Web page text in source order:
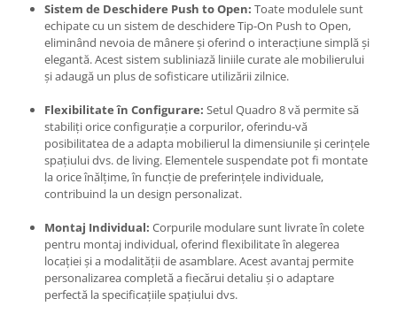
Sistem de Deschidere Push to Open: Toate modulele sunt
echipate cu un sistem de deschidere Tip-On Push to Open,
eliminând nevoia de mânere și oferind o interacțiune simplă și
elegantă. Acest sistem subliniază liniile curate ale mobilierului
și adaugă un plus de sofisticare utilizării zilnice.
Flexibilitate în Configurare: Setul Quadro 8 vă permite să
stabiliți orice configurație a corpurilor, oferindu-vă
posibilitatea de a adapta mobilierul la dimensiunile și cerințele
spațiului dvs. de living. Elementele suspendate pot fi montate
la orice înălțime, în funcție de preferințele individuale,
contribuind la un design personalizat.
Montaj Individual: Corpurile modulare sunt livrate în colete
pentru montaj individual, oferind flexibilitate în alegerea
locației și a modalității de asamblare. Acest avantaj permite
personalizarea completă a fiecărui detaliu și o adaptare
perfectă la specificațiile spațiului dvs.